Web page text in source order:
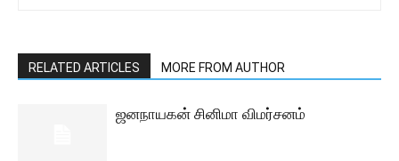
RELATED ARTICLES MORE FROM AUTHOR
ஜனநாயகன் சினிமா விமர்சனம்